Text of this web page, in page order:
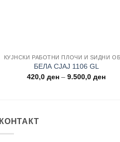
БЕЛА СЈАЈ 1106 GL
420,0 ден – 9.500,0 денPrice
КОНТАКТ